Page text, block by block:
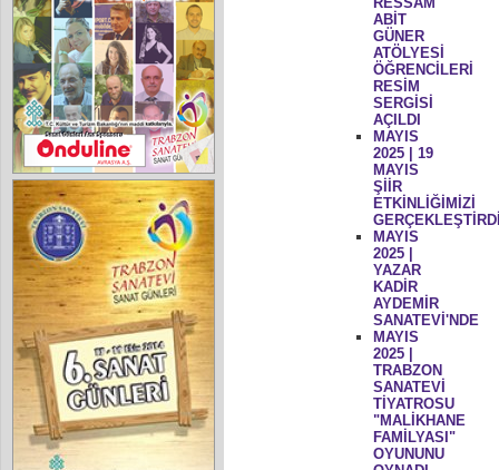
ABİT
GÜNER
ATÖLYESİ
ÖĞRENCİLERİ
RESİM
SERGİSİ
AÇILDI
MAYIS
2025 | 19
MAYIS
ŞİİR
ETKİNLİĞİMİZİ
MAYIS
2025 |
YAZAR
KADİR
AYDEMİR
SANATEVİ'NDE
MAYIS
2025 |
TRABZON
SANATEVİ
TİYATROSU
"MALİKHANE
FAMİLYASI"
OYUNUNU